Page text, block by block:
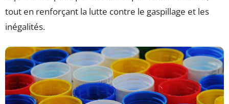
tout en renforçant la lutte contre le gaspillage et les
inégalités.